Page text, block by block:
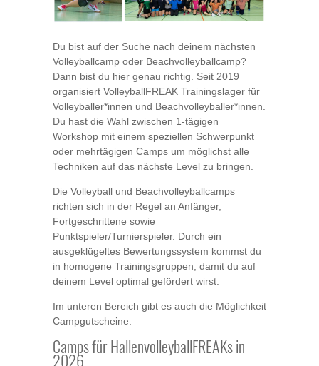
Du bist auf der Suche nach deinem nächsten
Volleyballcamp oder Beachvolleyballcamp?
Dann bist du hier genau richtig. Seit 2019
organisiert VolleyballFREAK Trainingslager für
Volleyballer*innen und Beachvolleyballer*innen.
Du hast die Wahl zwischen 1-tägigen
Workshop mit einem speziellen Schwerpunkt
oder mehrtägigen Camps um möglichst alle
Techniken auf das nächste Level zu bringen.
Die Volleyball und Beachvolleyballcamps
richten sich in der Regel an Anfänger,
Fortgeschrittene sowie
Punktspieler/Turnierspieler. Durch ein
ausgeklügeltes Bewertungssystem kommst du
in homogene Trainingsgruppen, damit du auf
deinem Level optimal gefördert wirst.
Im unteren Bereich gibt es auch die Möglichkeit
Campgutscheine.
Camps für HallenvolleyballFREAKs in
2026